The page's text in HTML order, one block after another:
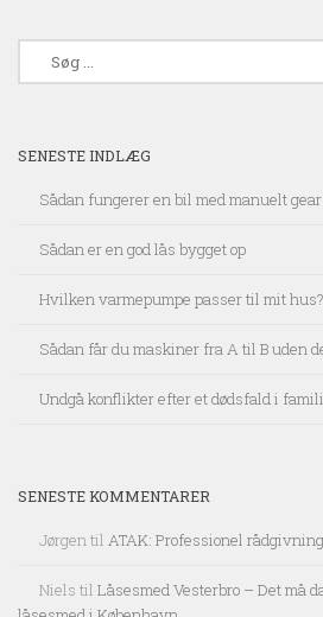
efter:
SENESTE INDLÆG
Sådan fungerer en bil med manuelt gear
Sådan er en god lås bygget op
Hvilken varmepumpe passer til mit hus?
Sådan får du maskiner fra A til B uden
Undgå konflikter efter et dødsfald i
SENESTE KOMMENTARER
Jørgentil ATAK: Professionel
Niels til Låsesmed Vesterbro – Det må